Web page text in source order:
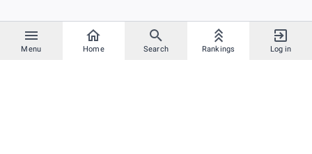
Menu Home Search Rankings Log in